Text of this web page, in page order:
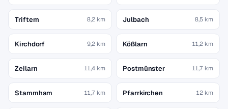
Triftern 8,2 km Julbach 8,5 km
Kirchdorf 9,2 km Kößlarn 11,2 km
Zeilarn 11,4 km Postmünster 11,7 km
Stammham 11,7 km Pfarrkirchen 12 km